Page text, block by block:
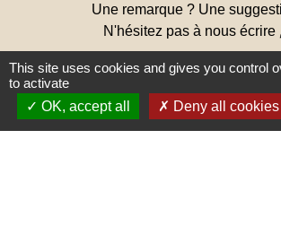
Une remarque ? Une
N'hésitez pas à nous
This site uses cookies and gives you control
to activate
OK, accept all
Deny all cookies